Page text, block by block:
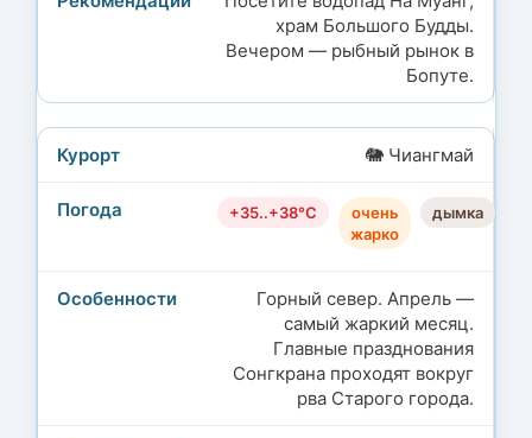
храм Большого Будды.
Вечером — рыбный рынок в
Бопуте.
🐘 Чиангмай
+35..+38°C
очень
жарко
дымка
Горный север. Апрель —
самый жаркий месяц.
Главные празднования
Сонгкрана проходят вокруг
рва Старого города.